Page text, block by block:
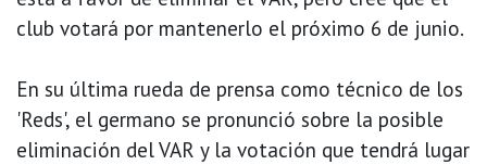
club votará por mantenerlo el próximo 6 de junio.
En su última rueda de prensa como técnico de los
'Reds', el germano se pronunció sobre la posible
eliminación del VAR y la votación que tendrá lugar